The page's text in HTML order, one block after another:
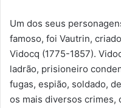
Um dos seus
famoso, foi Vautrin,
Vidocq (1775-1857).
ladrão, prisioneiro
fugas, espião, soldado,
os mais diversos crimes,